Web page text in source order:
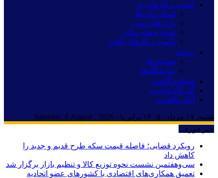
کسب و کارهای نو
استارت‌آپ‌ها
بازارهای نوین
فناوری‌های مالی
کسب و کارهای آنلاین
رویداد
همایش‌ها
نمایشگاه‌ها
شفاف‌نگاشت
گذرگاه تجارت
اتاق واقعیت
شنبه, ۱۷ مرداد , ۱۴۰۵ برابر با - Saturday, 8 August , 2026
خبر فوری :
رویکرد قضایی؛ فاصله قیمت سکه طرح قدیم و جدید را
کاهش داد
سی‌و‌هفتمین نشست نحوه توزیع کالا و تنظیم بازار برگزار شد
تعمیق همکاری‌های اقتصادی با کشورهای عضو اتحادیه